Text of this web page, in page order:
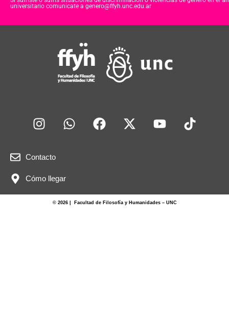
universitario comunicate a genero@ffyh.unc.edu.ar
Contacto
Cómo llegar
© 2026 | Facultad de Filosofía y Humanidades – UNC